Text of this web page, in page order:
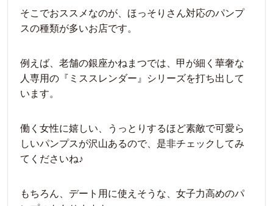
そこでおススメなのが、ほっそりさん対応のパンプ
スの種類が多いお店です。
例えば、老舗の銀座かねまつでは、甲が細く華奢な
人専用の『ミススレンダー』シリーズを打ち出して
います。
働く女性に嬉しい、うっとりするほど素敵で可愛ら
しいパンプスが沢山あるので、是非チェックしてみ
てくださいね♪
もちろん、デート用に使えそうな、女子力高めのパ